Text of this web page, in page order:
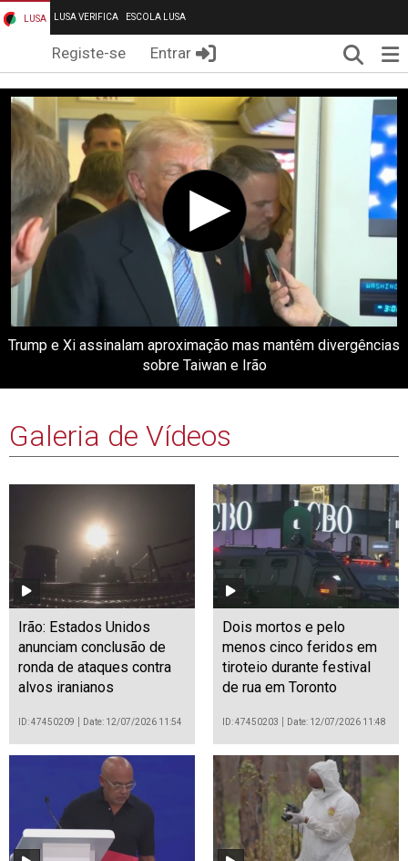
LUSA LUSA VERIFICA ESCOLA LUSA
Registe-se Entrar
Trump e Xi assinalam aproximação mas mantêm divergências
sobre Taiwan e Irão
Galeria de Vídeos
Irão: Estados Unidos
anunciam conclusão de
ronda de ataques contra
alvos iranianos
ID: 47450209 Date: 12/07/2026 11:54
Dois mortos e pelo
menos cinco feridos em
tiroteio durante festival
de rua em Toronto
ID: 47450203 Date: 12/07/2026 11:48